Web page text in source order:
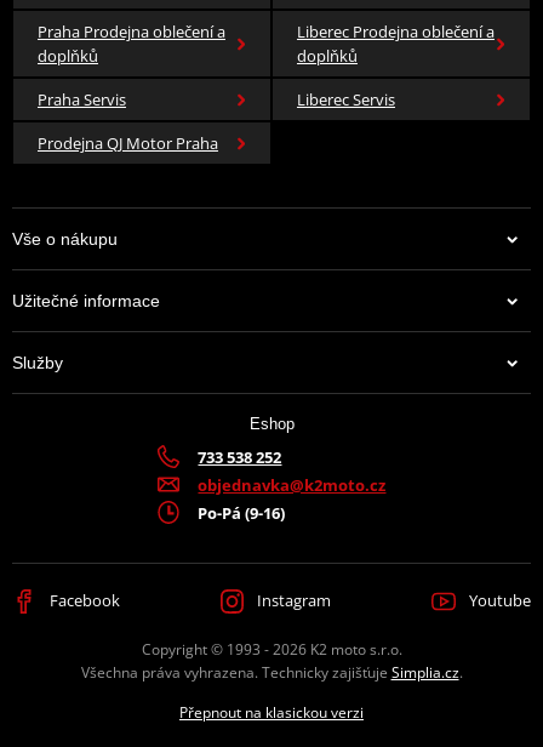
Praha Prodejna oblečení a
doplňků
Liberec Prodejna oblečení a
doplňků
Praha Servis
Liberec Servis
Prodejna QJ Motor Praha
Vše o nákupu
Užitečné informace
Služby
Eshop
733 538 252
objednavka@k2moto.cz
Po-Pá (9-16)
Facebook Instagram Youtube
Copyright © 1993 - 2026 K2 moto s.r.o.
Všechna práva vyhrazena. Technicky zajišťuje Simplia.cz.
Přepnout na klasickou verzi